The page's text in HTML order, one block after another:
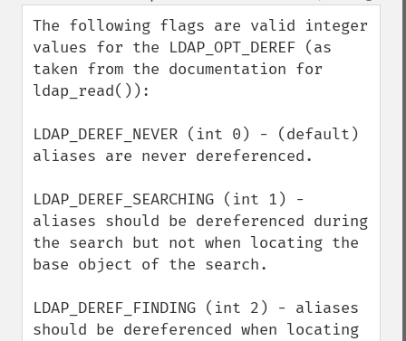
down
The following flags are valid integer
values for the LDAP_OPT_DEREF (as
taken from the documentation for
ldap_read()):
LDAP_DEREF_NEVER (int 0) - (default)
aliases are never dereferenced.
LDAP_DEREF_SEARCHING (int 1) -
aliases should be dereferenced during
the search but not when locating the
base object of the search.
LDAP_DEREF_FINDING (int 2) - aliases
should be dereferenced when locating